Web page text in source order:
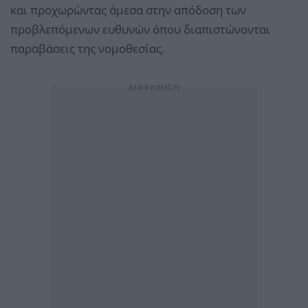
και προχωρώντας άμεσα στην απόδοση των
προβλεπόμενων ευθυνών όπου διαπιστώνονται
παραβάσεις της νομοθεσίας.